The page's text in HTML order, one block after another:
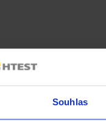
Souhlas